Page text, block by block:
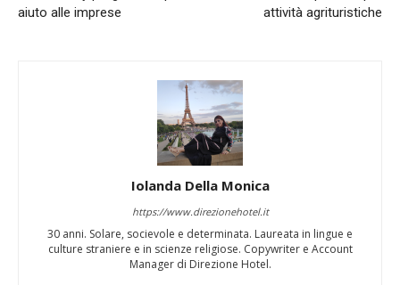
aiuto alle imprese
attività agrituristiche
Iolanda Della Monica
https://www.direzionehotel.it
30 anni. Solare, socievole e determinata. Laureata in lingue e
culture straniere e in scienze religiose. Copywriter e Account
Manager di Direzione Hotel.